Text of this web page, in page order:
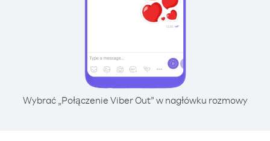
Wybrać „Połączenie Viber Out” w nagłówku rozmowy